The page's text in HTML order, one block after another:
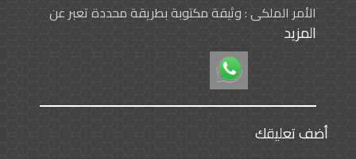
الأمر الملكي : وثيقة مكتوبة بطريقة محددة تعبر عن
إرادة الملك المباشرة يحمل توقيع الملك بصفته رئيساً
للدولة في موضوع لم يعرض على مجلسي الوزراء
والشورى.
الأمر السامي : هو وثيقة مكتوبة ولكن ليس له شكل
محدد. وهو يحمل توقيع الملك بوصفه رئيساً لمجلس
الوزراء: كما يمكن أن يصدر من النائب الاول أو النائب
الثاني لرئيس مجلس الوزراء.
المزيد
أضف تعليقك